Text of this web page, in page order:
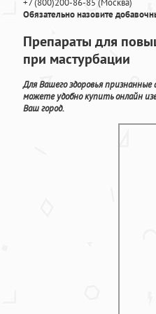
+7(800)200-86-85 (Москва)
Обязательно назовите
Препараты для
при мастурбации
Для Вашего здоровья
можете удобно купить онлайн
Ваш город.